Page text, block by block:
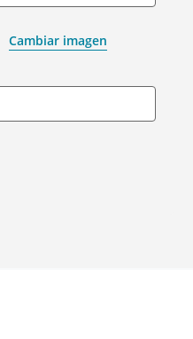
Cambiar imagen